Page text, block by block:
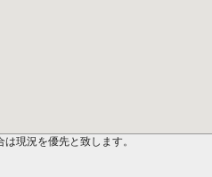
現況を優先と致します。